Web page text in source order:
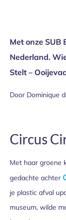
Met onze
Nederland.
Stelt –
Door Dominique
Circus
Met haar groene
gedachte achter
je plastic afval
museum, wilde